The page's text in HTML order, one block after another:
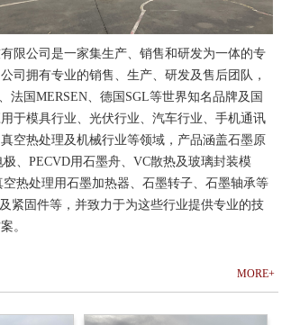
限公司是一家集生产、销售和研发为一体的专
司拥有专业的销售、生产、研发及售后团队，
法国MERSEN、德国SGL等世界知名品牌及国
于模具行业、光伏行业、汽车行业、手机通讯
空热处理及机械行业等领域，产品涵盖石墨原
、PECVD用石墨舟、VC散热及玻璃封装模
热处理用石墨加热器、石墨转子、石墨轴承等
紧固件等，并致力于为这些行业提供专业的技
。
MORE+